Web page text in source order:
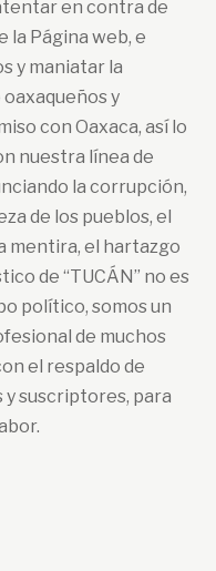
en contra de
la Página web, e
y maniatar la
y
con Oaxaca, así lo
nuestra línea de
la corrupción,
de los pueblos, el
mentira, el hartazgo
de “TUCÁN” no es
político, somos un
de muchos
el respaldo de
suscriptores, para